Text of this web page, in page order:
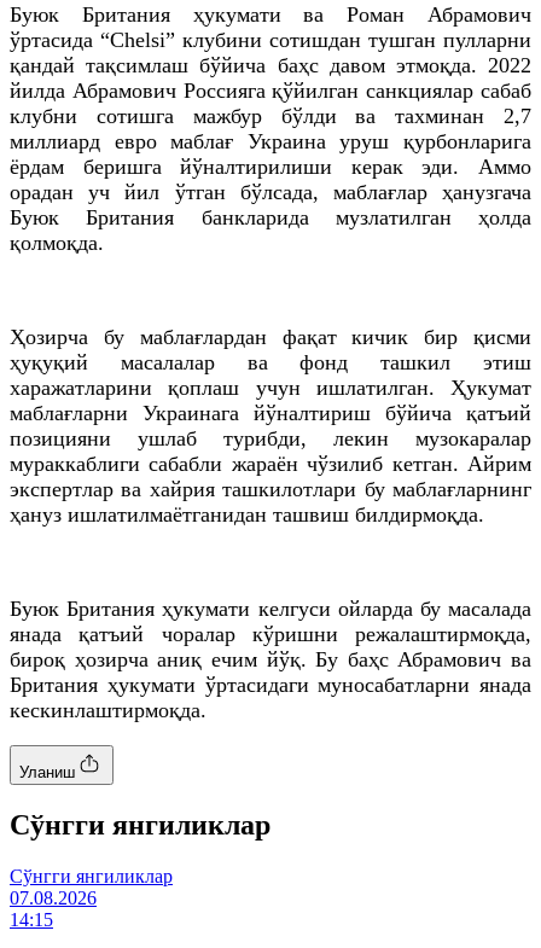
Буюк Британия ҳукумати ва Роман Абрамович
ўртасида “Chelsi” клубини сотишдан тушган пулларни
қандай тақсимлаш бўйича баҳс давом этмоқда. 2022
йилда Абрамович Россияга қўйилган санкциялар сабаб
клубни сотишга мажбур бўлди ва тахминан 2,7
миллиард евро маблағ Украина уруш қурбонларига
ёрдам беришга йўналтирилиши керак эди. Аммо
орадан уч йил ўтган бўлсада, маблағлар ҳанузгача
Буюк Британия банкларида музлатилган ҳолда
қолмоқда.
Ҳозирча бу маблағлардан фақат кичик бир қисми
ҳуқуқий масалалар ва фонд ташкил этиш
харажатларини қоплаш учун ишлатилган. Ҳукумат
маблағларни Украинага йўналтириш бўйича қатъий
позицияни ушлаб турибди, лекин музокаралар
мураккаблиги сабабли жараён чўзилиб кетган. Айрим
экспертлар ва хайрия ташкилотлари бу маблағларнинг
ҳануз ишлатилмаётганидан ташвиш билдирмоқда.
Буюк Британия ҳукумати келгуси ойларда бу масалада
янада қатъий чоралар кўришни режалаштирмоқда,
бироқ ҳозирча аниқ ечим йўқ. Бу баҳс Абрамович ва
Британия ҳукумати ўртасидаги муносабатларни янада
кескинлаштирмоқда.
Уланиш
Cўнгги янгиликлар
Cўнгги янгиликлар
07.08.2026
14:15